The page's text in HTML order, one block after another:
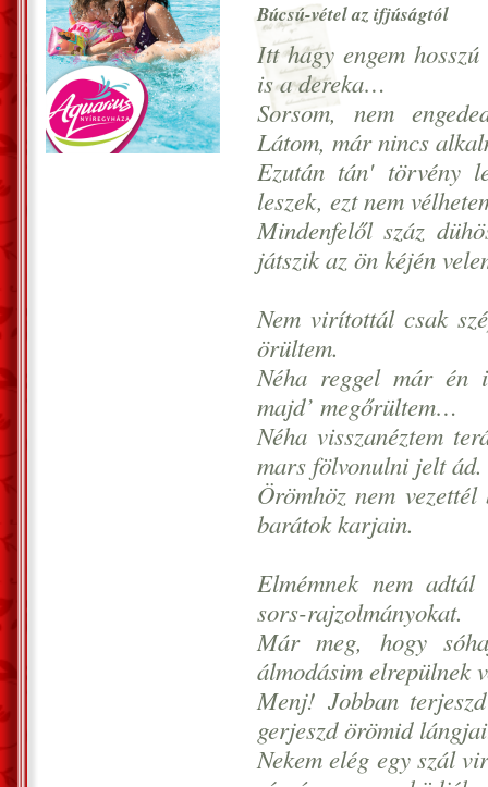
Búcsú-vétel az ifjúságtól
Itt hagy engem
is a dereka…
Sorsom, nem
Látom, már nincs
Ezután tán' törvény
leszek, ezt nem
Mindenfelől száz
játszik az ön kéjén
Nem virítottál csak
örültem.
Néha reggel már én
majd’ megőrültem…
Néha visszanéztem
mars fölvonulni jelt ád.
Örömhöz nem
barátok karjain.
Elmémnek nem
sors-rajzolmányokat.
Már meg, hogy
álmodásim elrepülnek
Menj! Jobban
gerjeszd örömid
Nekem elég egy szál